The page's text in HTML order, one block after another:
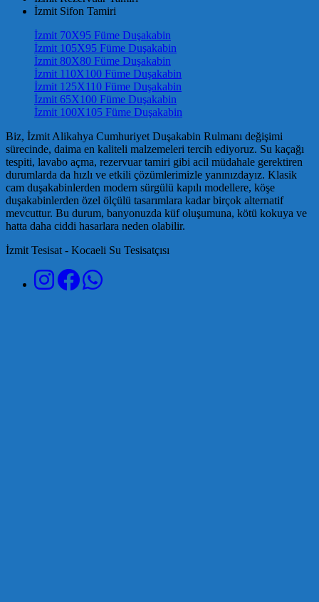
İzmit Sifon Tamiri
İzmit 70X95 Füme Duşakabin
İzmit 105X95 Füme Duşakabin
İzmit 80X80 Füme Duşakabin
İzmit 110X100 Füme Duşakabin
İzmit 125X110 Füme Duşakabin
İzmit 65X100 Füme Duşakabin
İzmit 100X105 Füme Duşakabin
Biz, İzmit Alikahya Cumhuriyet Duşakabin Rulmanı değişimi
sürecinde, daima en kaliteli malzemeleri tercih ediyoruz. Su kaçağı
tespiti, lavabo açma, rezervuar tamiri gibi acil müdahale gerektiren
durumlarda da hızlı ve etkili çözümlerimizle yanınızdayız. Klasik
cam duşakabinlerden modern sürgülü kapılı modellere, köşe
duşakabinlerden özel ölçülü tasarımlara kadar birçok alternatif
mevcuttur. Bu durum, banyonuzda küf oluşumuna, kötü kokuya ve
hatta daha ciddi hasarlara neden olabilir.
İzmit Tesisat - Kocaeli Su Tesisatçısı